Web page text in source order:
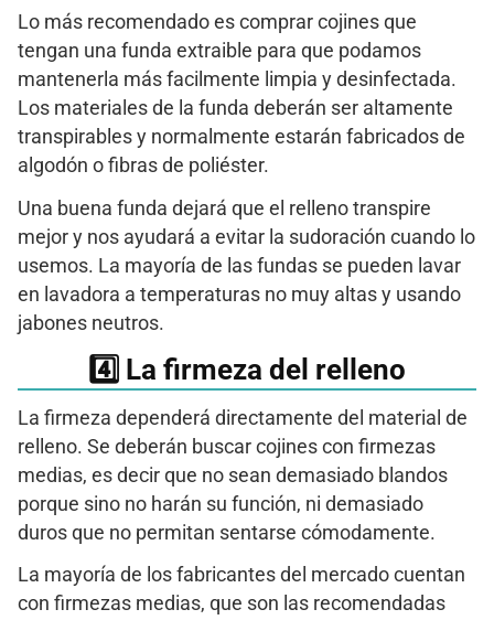
Lo más recomendado es comprar cojines que
tengan una funda extraible para que podamos
mantenerla más facilmente limpia y desinfectada.
Los materiales de la funda deberán ser altamente
transpirables y normalmente estarán fabricados de
algodón o fibras de poliéster.
Una buena funda dejará que el relleno transpire
mejor y nos ayudará a evitar la sudoración cuando lo
usemos. La mayoría de las fundas se pueden lavar
en lavadora a temperaturas no muy altas y usando
jabones neutros.
​4️⃣​ La firmeza del relleno
La firmeza dependerá directamente del material de
relleno. Se deberán buscar cojines con firmezas
medias, es decir que no sean demasiado blandos
porque sino no harán su función, ni demasiado
duros que no permitan sentarse cómodamente.
La mayoría de los fabricantes del mercado cuentan
con firmezas medias, que son las recomendadas